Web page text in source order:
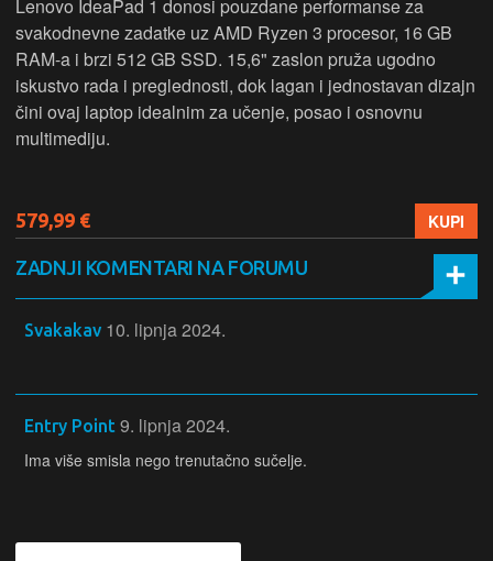
Lenovo IdeaPad 1 donosi pouzdane performanse za
svakodnevne zadatke uz AMD Ryzen 3 procesor, 16 GB
RAM-a i brzi 512 GB SSD. 15,6" zaslon pruža ugodno
iskustvo rada i preglednosti, dok lagan i jednostavan dizajn
čini ovaj laptop idealnim za učenje, posao i osnovnu
multimediju.
579,99 € KUPI
ZADNJI KOMENTARI NA FORUMU
Svakakav 10. lipnja 2024.
Entry Point 9. lipnja 2024.
Ima više smisla nego trenutačno sučelje.